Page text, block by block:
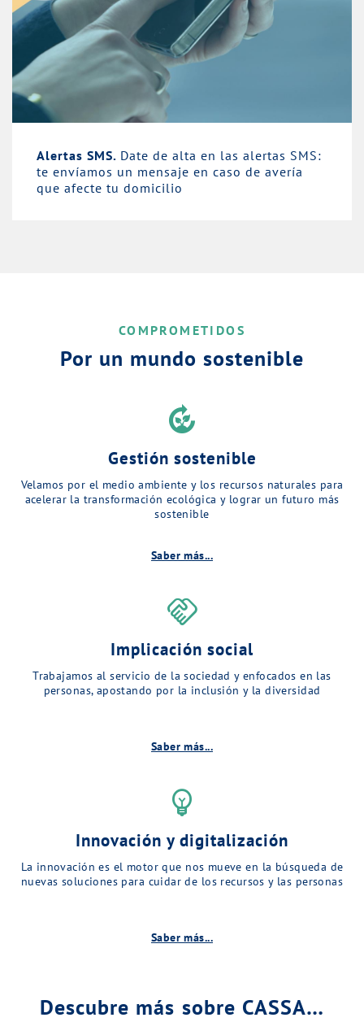
Alertas SMS. Date de alta en las alertas SMS:
te envíamos un mensaje en caso de avería
que afecte tu domicilio
COMPROMETIDOS
Por un mundo sostenible
compost
Gestión sostenible
Velamos por el medio ambiente y los recursos naturales para
acelerar la transformación ecológica y lograr un futuro más
sostenible
Saber más...
handshake
Implicación social
Trabajamos al servicio de la sociedad y enfocados en las
personas, apostando por la inclusión y la diversidad
Saber más...
emoji_objects
Innovación y digitalización
La innovación es el motor que nos mueve en la búsqueda de
nuevas soluciones para cuidar de los recursos y las personas
Saber más...
Descubre más sobre CASSA…